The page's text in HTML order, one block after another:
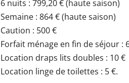
6 nuits : 799,20 € (haute saison)
Semaine : 864 € (haute saison)
Caution : 500 €
Forfait ménage en fin de séjour :
Location draps lits doubles : 10 €
Location linge de toilettes : 5 €.